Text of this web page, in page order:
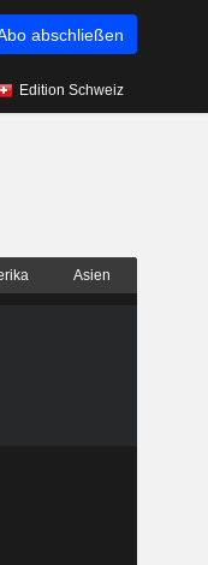
abschließen
Edition Schweiz
Asien